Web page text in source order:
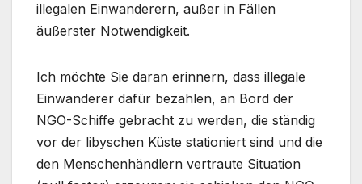
illegalen Einwanderern, außer in Fällen
äußerster Notwendigkeit.
Ich möchte Sie daran erinnern, dass illegale
Einwanderer dafür bezahlen, an Bord der
NGO-Schiffe gebracht zu werden, die ständig
vor der libyschen Küste stationiert sind und die
den Menschenhändlern vertraute Situation